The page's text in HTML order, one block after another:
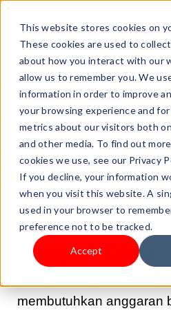
This website stores cookies on
These cookies are used to
about how you interact with our
allow us to remember you. We
information in order to improve
your browsing experience and
metrics about our visitors both
and other media. To find out
cookies we use, see our Privacy
If you decline, your information
when you visit this website. A
used in your browser to
preference not to be tracked.
Accept
2026 JUN 3 09:00:00 |
Cara Hemat
Pakaian
Menjangkau
dengan
Meluncurkan lini
membutuhkan anggaran